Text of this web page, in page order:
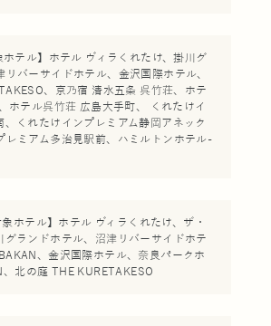
ホテル】ホテル ヴィラくれたけ、掛川グ
リバーサイドホテル、金沢国際ホテル、
、京乃宿 清水五条 呉竹荘、ホテ
ホテル呉竹荘 広島大手町、 くれたけイ
、くれたけインプレミアム静岡アネック
レミアム多治見駅前、ハミルトンホテル-
ホテル】ホテル ヴィラくれたけ、ザ・
グランドホテル、沼津リバーサイドホテ
、金沢国際ホテル、奈良パークホ
北の庭 THE KURETAKESO